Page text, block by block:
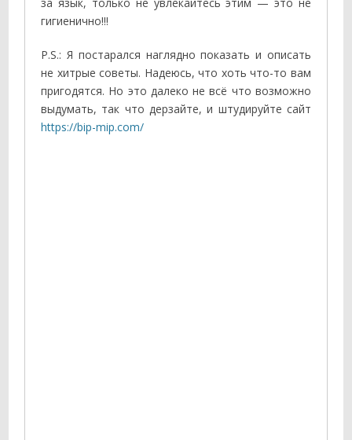
гигиенично!!!
P.S.: Я постарался наглядно показать и описать
не хитрые советы. Надеюсь, что хоть что-то вам
пригодятся. Но это далеко не всё что возможно
выдумать, так что дерзайте, и штудируйте сайт
https://bip-mip.com/